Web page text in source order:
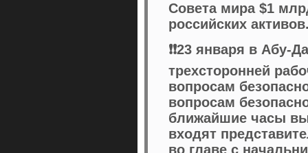
Совета мира $1
российских
❗️❗️23 января в
трехсторонней
вопросам
вопросам
ближайшие часы
входят
во главе с